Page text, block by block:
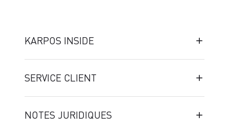
KARPOS INSIDE
SERVICE CLIENT
NOTES JURIDIQUES